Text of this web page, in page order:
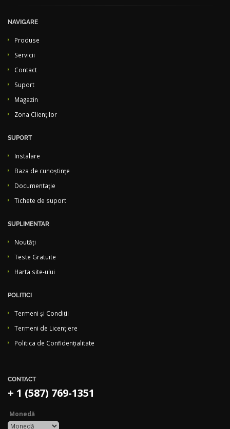
NAVIGARE
Produse
Servicii
Contact
Suport
Magazin
Zona Clienților
SUPORT
Instalare
Baza de cunoștințe
Documentație
Tichete de suport
SUPLIMENTAR
Noutăți
Teste Gratuite
Harta site-ului
POLITICI
Termeni și Condiții
Termeni de Licențiere
Politica de Confidențialitate
CONTACT
+ 1 (587) 769-1351
Monedă